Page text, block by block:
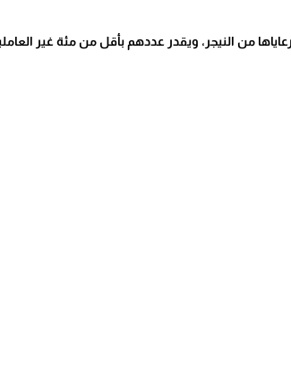
رعاياها من النيجر، ويقدر عددهم بأقل من مئة غير